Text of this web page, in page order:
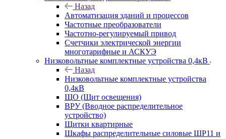
Назад
Автоматизация зданий и процессов
Частотные преобразователи
Частотно-регулируемый привод
Счетчики электрической энергии
многотарифные и АСКУЭ
Низковольтные комплектные устройства 0,4кВ
Назад
Низковольтные комплектные устройства
0,4кВ
ЩО (Щит освещения)
ВРУ (Вводное распределительное
устройство)
Щитки квартирные
Шкафы распределительные силовые ШР11 и